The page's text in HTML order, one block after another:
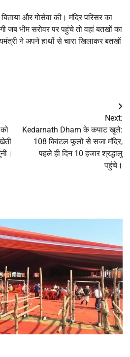
और गोसेवा की। मंदिर परिसर का
जब भीम सरोवर पर पहुंचे तो वहां बतखों का
ने अपने हाथों से चारा खिलाकर बतखों
Next:
Kedarnath Dham के कपाट खुले:
108 क्विंटल फूलों से सजा मंदिर,
पहले ही दिन 10 हजार श्रद्धालु
पहुंचे।